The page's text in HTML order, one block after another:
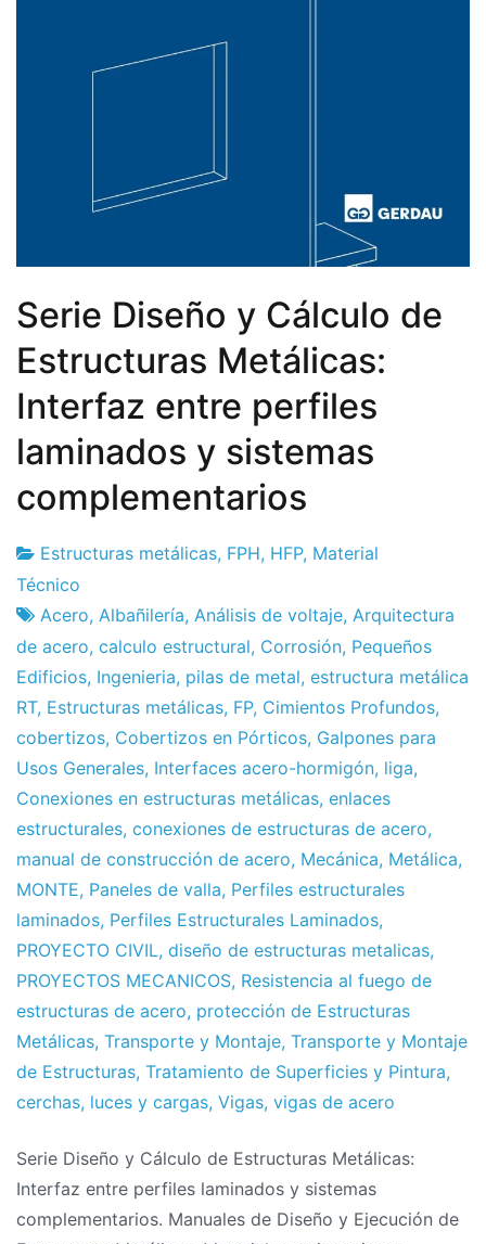
Serie Diseño y Cálculo de
Estructuras Metálicas:
Interfaz entre perfiles
laminados y sistemas
complementarios
Fábrica
de
proyectos
7
de
May
de
2013
Estructuras metálicas, FPH, HFP, Material
Técnico
Acero, Albañilería, Análisis de voltaje, Arquitectura
de acero, calculo estructural, Corrosión, Pequeños
Edificios, Ingenieria, pilas de metal, estructura metálica
RT, Estructuras metálicas, FP, Cimientos Profundos,
cobertizos, Cobertizos en Pórticos, Galpones para
Usos Generales, Interfaces acero-hormigón, liga,
Conexiones en estructuras metálicas, enlaces
estructurales, conexiones de estructuras de acero,
manual de construcción de acero, Mecánica, Metálica,
MONTE, Paneles de valla, Perfiles estructurales
laminados, Perfiles Estructurales Laminados,
PROYECTO CIVIL, diseño de estructuras metalicas,
PROYECTOS MECANICOS, Resistencia al fuego de
estructuras de acero, protección de Estructuras
Metálicas, Transporte y Montaje, Transporte y Montaje
de Estructuras, Tratamiento de Superficies y Pintura,
cerchas, luces y cargas, Vigas, vigas de acero
Serie Diseño y Cálculo de Estructuras Metálicas:
Interfaz entre perfiles laminados y sistemas
complementarios. Manuales de Diseño y Ejecución de